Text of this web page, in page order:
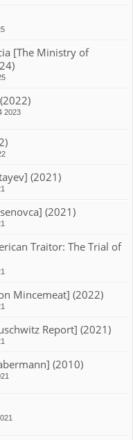
[The Ministry of
2023
(2021)
(2021)
Traitor: The Trial of
Mincemeat] (2022)
Report] (2021)
(2010)